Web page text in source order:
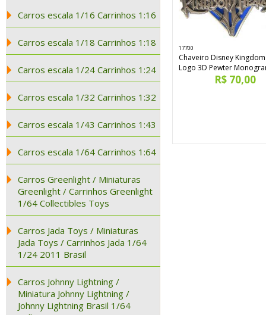
Carros escala 1/16 Carrinhos 1:16
Carros escala 1/18 Carrinhos 1:18
Carros escala 1/24 Carrinhos 1:24
Carros escala 1/32 Carrinhos 1:32
Carros escala 1/43 Carrinhos 1:43
Carros escala 1/64 Carrinhos 1:64
Carros Greenlight / Miniaturas
Greenlight / Carrinhos Greenlight
1/64 Collectibles Toys
Carros Jada Toys / Miniaturas
Jada Toys / Carrinhos Jada 1/64
1/24 2011 Brasil
Carros Johnny Lightning /
Miniatura Johnny Lightning /
Johnny Lightning Brasil 1/64
17700
Chaveiro Disney
Logo 3D Pewter
R$ 70,00